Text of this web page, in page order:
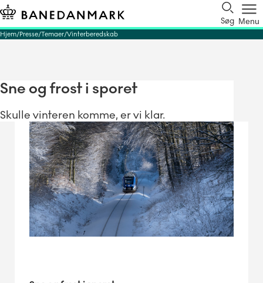
Søg Menu
Hjem Presse Temaer Vinterberedskab
Sne og frost i sporet
Skulle vinteren komme, er vi klar.